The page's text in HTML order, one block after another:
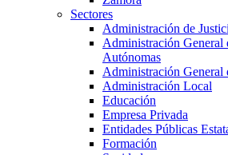
Sectores
Administración de
Administración General
Autónomas
Administración General
Administración Local
Educación
Empresa Privada
Entidades Públicas
Formación